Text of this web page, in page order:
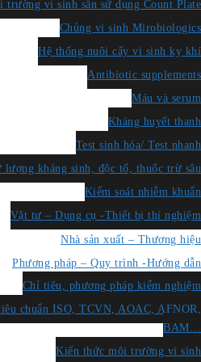
trường vi sinh sẵn sử dụng Count Plate
Chủng vi sinh Mirobiologics
Hệ thống nuôi cấy vi sinh kỵ khí
Antibiotic supplements
Máu và serum
Kháng huyết thanh
Test sinh hóa/ Test nhanh
lượng kháng sinh, độc tố, thuốc trừ sâu
Kiểm soát nhiễm khuẩn
Vật tư – Dụng cụ -Thiết bị thí nghiệm
Nhà sản xuất – Thương hiệu
Phương pháp – Quy trình -Hướng dẫn
Chỉ tiêu, phương pháp kiểm nghiệm
chuẩn ISO, TCVN, AOAC, AFNOR,
BAM…
Kiến thức môi trường vi sinh